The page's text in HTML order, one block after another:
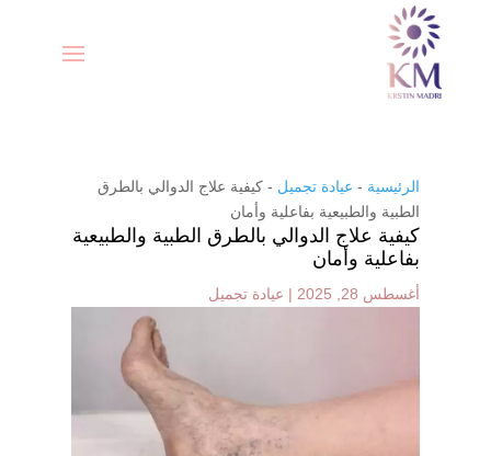
الرئيسية - عيادة تجميل - كيفية علاج الدوالي بالطرق
الطبية والطبيعية بفاعلية وأمان
كيفية علاج الدوالي بالطرق الطبية والطبيعية
بفاعلية وأمان
أغسطس 28, 2025 | عيادة تجميل